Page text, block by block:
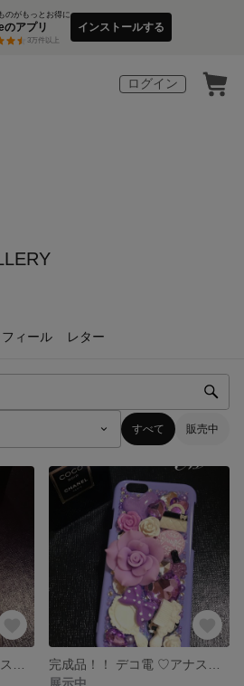
のがもっとお得に
のアプリ
3万件以上
インストールする
ログイン
ィール レター
すべて 販売中
展示中